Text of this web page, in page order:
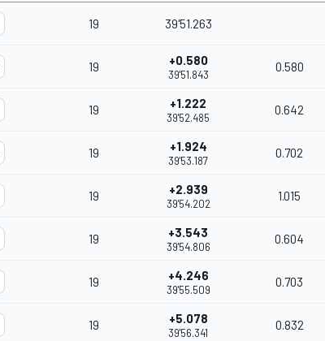
19 39'51.263
19 +0.580
39'51.843
0.580
19 +1.222
39'52.485
0.642
19 +1.924
39'53.187
0.702
19 +2.939
39'54.202
1.015
19 +3.543
39'54.806
0.604
19 +4.246
39'55.509
0.703
19 +5.078
39'56.341
0.832